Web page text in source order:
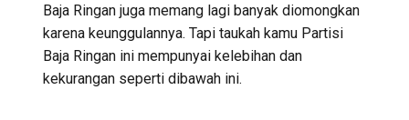
Baja Ringan juga memang lagi banyak diomongkan
karena keunggulannya. Tapi taukah kamu Partisi
Baja Ringan ini mempunyai kelebihan dan
kekurangan seperti dibawah ini.